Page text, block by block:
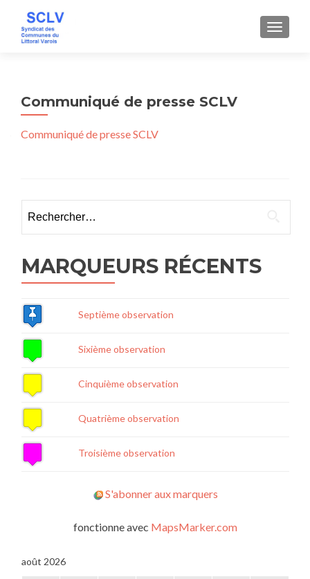
Communiqué de presse SCLV
Communiqué de presse SCLV
MARQUEURS RÉCENTS
Septième observation
Sixième observation
Cinquième observation
Quatrième observation
Troisième observation
S'abonner aux marquers
fonctionne avec MapsMarker.com
août 2026